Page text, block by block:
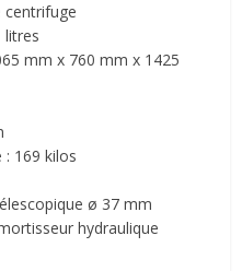
centrifuge
litres
mm x 760 mm x 1425
169 kilos
ø 37 mm
hydraulique